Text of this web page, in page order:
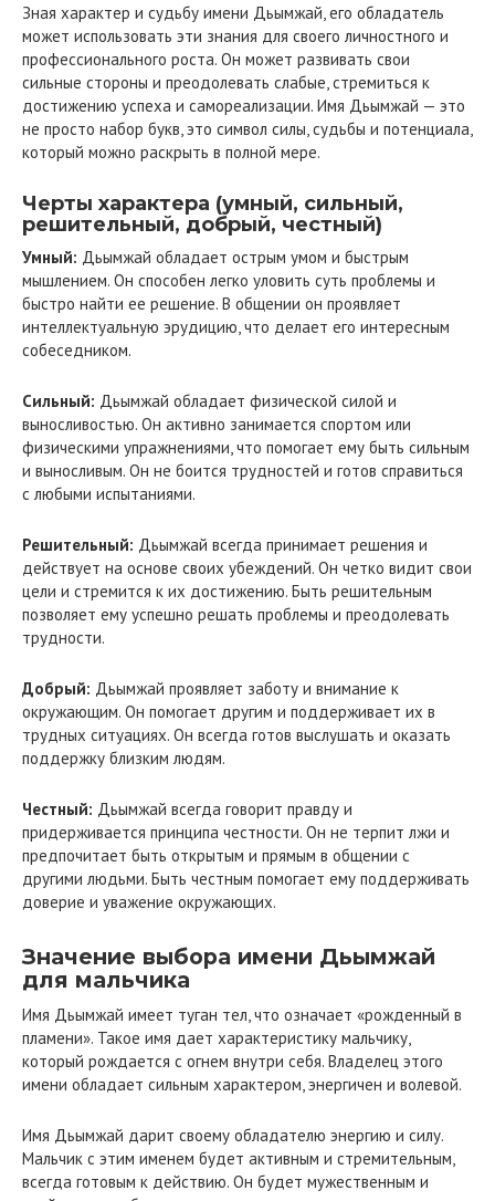
Зная характер и судьбу имени Дьымжай, его обладатель
может использовать эти знания для своего личностного и
профессионального роста. Он может развивать свои
сильные стороны и преодолевать слабые, стремиться к
достижению успеха и самореализации. Имя Дьымжай — это
не просто набор букв, это символ силы, судьбы и потенциала,
который можно раскрыть в полной мере.
Черты характера (умный, сильный,
решительный, добрый, честный)
Умный: Дьымжай обладает острым умом и быстрым
мышлением. Он способен легко уловить суть проблемы и
быстро найти ее решение. В общении он проявляет
интеллектуальную эрудицию, что делает его интересным
собеседником.
Сильный: Дьымжай обладает физической силой и
выносливостью. Он активно занимается спортом или
физическими упражнениями, что помогает ему быть сильным
и выносливым. Он не боится трудностей и готов справиться
с любыми испытаниями.
Решительный: Дьымжай всегда принимает решения и
действует на основе своих убеждений. Он четко видит свои
цели и стремится к их достижению. Быть решительным
позволяет ему успешно решать проблемы и преодолевать
трудности.
Добрый: Дьымжай проявляет заботу и внимание к
окружающим. Он помогает другим и поддерживает их в
трудных ситуациях. Он всегда готов выслушать и оказать
поддержку близким людям.
Честный: Дьымжай всегда говорит правду и
придерживается принципа честности. Он не терпит лжи и
предпочитает быть открытым и прямым в общении с
другими людьми. Быть честным помогает ему поддерживать
доверие и уважение окружающих.
Значение выбора имени Дьымжай
для мальчика
Имя Дьымжай имеет туган тел, что означает «рожденный в
пламени». Такое имя дает характеристику мальчику,
который рождается с огнем внутри себя. Владелец этого
имени обладает сильным характером, энергичен и волевой.
Имя Дьымжай дарит своему обладателю энергию и силу.
Мальчик с этим именем будет активным и стремительным,
всегда готовым к действию. Он будет мужественным и